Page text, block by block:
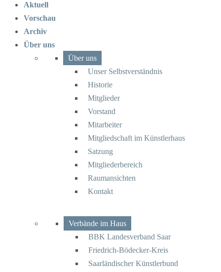
Aktuell
Vorschau
Archiv
Über uns
Über uns
Unser Selbstverständnis
Historie
Mitglieder
Vorstand
Mitarbeiter
Mitgliedschaft im Künstlerhaus
Satzung
Mitgliederbereich
Raumansichten
Kontakt
Verbände im Haus
BBK Landesverband Saar
Friedrich-Bödecker-Kreis
Saarländischer Künstlerbund